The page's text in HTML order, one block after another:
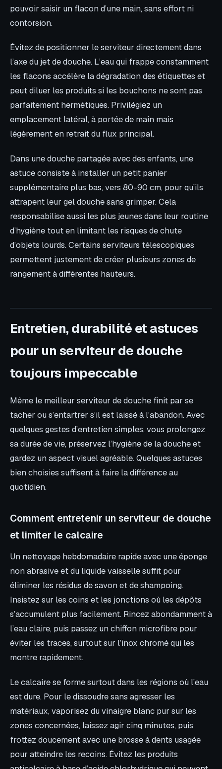
pouvoir saisir un flacon d’une main, sans effort ni
contorsion.
Évitez de positionner le serviteur directement dans
l’axe du jet de douche. L’eau qui frappe constamment
les flacons accélère la dégradation des étiquettes et
peut diluer les produits si les bouchons ne sont pas
parfaitement hermétiques. Privilégiez un
emplacement latéral, à portée de main mais
légèrement en retrait du flux principal.
Dans une douche partagée avec des enfants, une
astuce consiste à installer un petit panier
supplémentaire plus bas, vers 80-90 cm, pour qu’ils
attrapent leur gel douche sans grimper. Cela
responsabilise aussi les plus jeunes dans leur routine
d’hygiène tout en limitant les risques de chute
d’objets lourds. Certains serviteurs télescopiques
permettent justement de créer plusieurs zones de
rangement à différentes hauteurs.
Entretien, durabilité et astuces
pour un serviteur de douche
toujours impeccable
Même le meilleur serviteur de douche finit par se
tacher ou s’entartrer s’il est laissé à l’abandon. Avec
quelques gestes d’entretien simples, vous prolongez
sa durée de vie, préservez l’hygiène de la douche et
gardez un aspect visuel agréable. Quelques astuces
bien choisies suffisent à faire la différence au
quotidien.
Comment entretenir un serviteur de douche
et limiter le calcaire
Un nettoyage hebdomadaire rapide avec une éponge
non abrasive et du liquide vaisselle suffit pour
éliminer les résidus de savon et de shampoing.
Insistez sur les coins et les jonctions où les dépôts
s’accumulent plus facilement. Rincez abondamment à
l’eau claire, puis passez un chiffon microfibre pour
éviter les traces, surtout sur l’inox chromé qui les
montre rapidement.
Le calcaire se forme surtout dans les régions où l’eau
est dure. Pour le dissoudre sans agresser les
matériaux, vaporisez du vinaigre blanc pur sur les
zones concernées, laissez agir cinq minutes, puis
frottez doucement avec une brosse à dents usagée
pour atteindre les recoins. Évitez les produits